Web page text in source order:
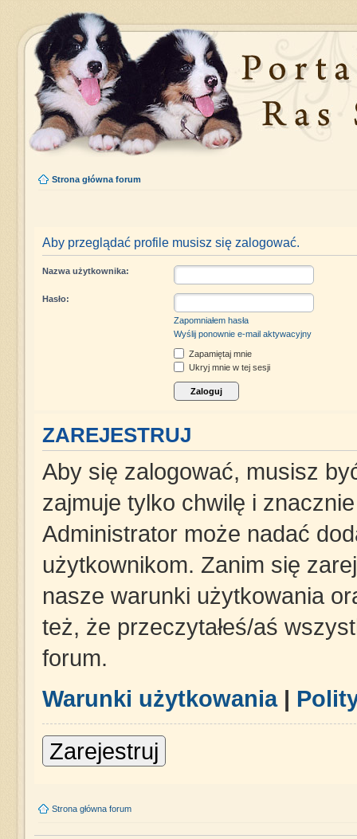
Strona główna forum
Aby przeglądać profile musisz się zalogować.
Nazwa użytkownika:
Hasło:
Zapomniałem hasła
Wyślij ponownie e-mail aktywacyjny
Zapamiętaj mnie
Ukryj mnie w tej sesji
ZAREJESTRUJ
Aby się zalogować, musisz
zajmuje tylko chwilę i
Administrator może nadać
użytkownikom. Zanim się
nasze warunki użytkowania
też, że przeczytałeś/aś
forum.
Warunki użytkowania|
Zarejestruj
Strona główna forum